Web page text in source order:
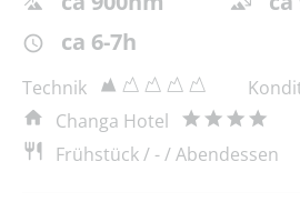
ca 6-7h
Technik
Changa Hotel
Frühstück / - / Abendessen